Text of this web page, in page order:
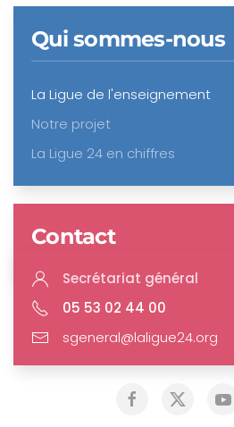
Qui sommes-nous
La Ligue de l'enseignement
Notre projet
La Ligue 24 en chiffres
Contact
Secrétariat général
05 53 02 44 00
sgeneral@laligue24.org